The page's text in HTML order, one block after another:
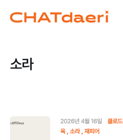
소라
2026년 4월 16일 클로드
육
소라 재피어